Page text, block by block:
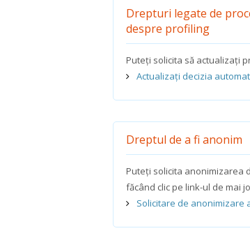
Drepturi legate de
despre profiling
Puteți solicita să actualizați
Actualizați decizia
Dreptul de a fi anonim
Puteți solicita anonimizarea
făcând clic pe link-ul de mai
Solicitare de anonimizare